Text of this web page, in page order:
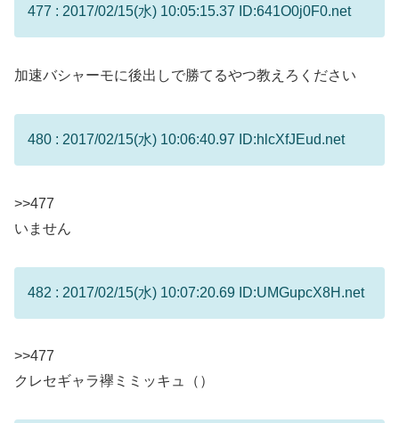
477 : 2017/02/15(水) 10:05:15.37 ID:641O0j0F0.net
加速バシャーモに後出しで勝てるやつ教えろください
480 : 2017/02/15(水) 10:06:40.97 ID:hlcXfJEud.net
>>477
いません
482 : 2017/02/15(水) 10:07:20.69 ID:UMGupcX8H.net
>>477
クレセギャラ襷ミミッキュ（）